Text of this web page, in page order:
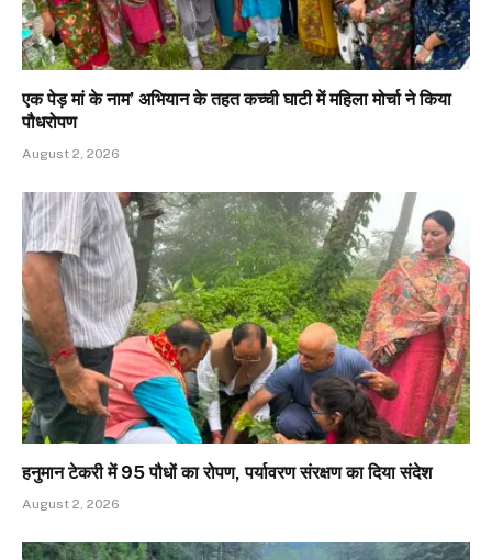
एक पेड़ मां के नाम’ अभियान के तहत कच्ची घाटी में महिला मोर्चा ने किया
पौधरोपण
August 2, 2026
हनुमान टेकरी में 95 पौधों का रोपण, पर्यावरण संरक्षण का दिया संदेश
August 2, 2026